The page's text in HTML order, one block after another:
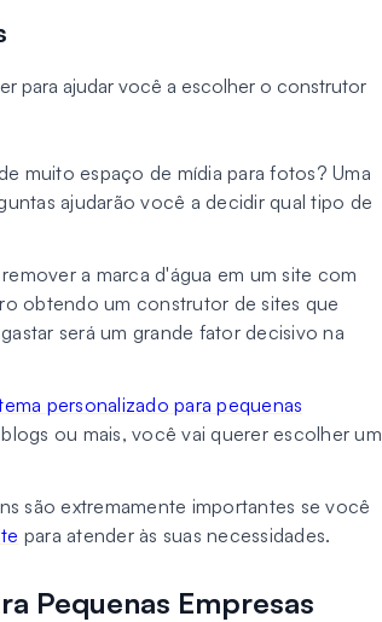
para ajudar você a escolher o construtor
muito espaço de mídia para fotos? Uma
ajudarão você a decidir qual tipo de
a marca d'água em um site com
obtendo um construtor de sites que
será um grande fator decisivo na
personalizado para pequenas
ou mais, você vai querer escolher um
são extremamente importantes se você
para atender às suas necessidades.
Pequenas Empresas